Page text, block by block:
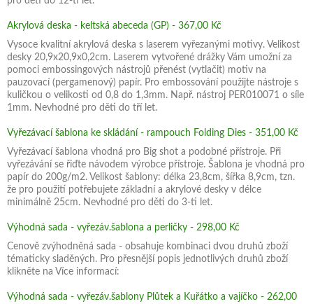
Akrylová deska - keltská abeceda (GP) - 367,00 Kč
Vysoce kvalitní akrylová deska s laserem vyřezanými motivy. Velikost
desky 20,9x20,9x0,2cm. Laserem vytvořené drážky Vám umožní za
pomoci embossingových nástrojů přenést (vytlačit) motiv na
pauzovací (pergamenový) papír. Pro embossování použijte nástroje s
kuličkou o velikosti od 0,8 do 1,3mm. Např. nástroj PER010071 o síle
1mm. Nevhodné pro děti do tří let.
Vyřezávací šablona ke skládání - rampouch Folding Dies - 351,00 Kč
Vyřezávací šablona vhodná pro Big shot a podobné přístroje. Při
vyřezávání se řiďte návodem výrobce přístroje. Šablona je vhodná pro
papír do 200g/m2. Velikost šablony: délka 23,8cm, šířka 8,9cm, tzn.
že pro použití potřebujete základní a akrylové desky v délce
minimálně 25cm. Nevhodné pro děti do 3-ti let.
Výhodná sada - vyřezáv.šablona a perličky - 298,00 Kč
Cenově zvýhodněná sada - obsahuje kombinaci dvou druhů zboží
tématicky sladěných. Pro přesnější popis jednotlivých druhů zboží
klikněte na Více informací:
Výhodná sada - vyřezáv.šablony Plůtek a Kuřátko a vajíčko - 262,00